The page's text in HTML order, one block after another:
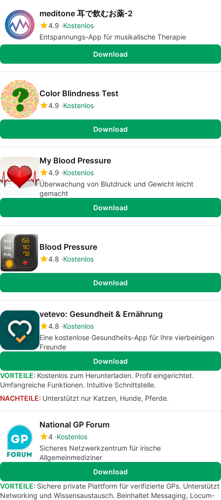
meditone 耳で飲むお薬-2
4.9 Kostenlos
Entspannungs-App für musikalische Therapie
Download
Color Blindness Test
4.9 Kostenlos
Download
My Blood Pressure
4.9 Kostenlos
Überwachung von Blutdruck und Gewicht leicht
gemacht
Download
Blood Pressure
4.8 Kostenlos
Download
vetevo: Gesundheit & Ernährung
4.8 Kostenlos
Eine kostenlose Gesundheits-App für Ihre vierbeinigen
Freunde
Download
VORTEILE: Kostenlos zum Herunterladen. Profil eingerichtet.
Umfangreiche Funktionen. Intuitive Schnittstelle.
NACHTEILE: Unterstützt nur Katzen, Hunde, Pferde.
National GP Forum
4 Kostenlos
Sicheres Netzwerkzentrum für irische
Allgemeinmediziner
Download
VORTEILE: Sichere private Plattform für verifizierte GPs. Unterstützt
Networking und Wissensaustausch. Beinhaltet Messaging, Locum-